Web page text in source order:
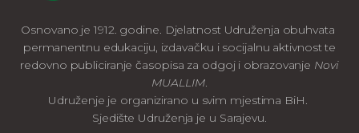
Osnovano je 1912. godine. Djelatnost Udruženja obuhvata
permanentnu edukaciju, izdavačku i socijalnu aktivnost te
redovno publiciranje časopisa za odgoj i obrazovanje Novi
MUALLIM.
Udruženje je organizirano u svim mjestima BiH.
Sjedište Udruženja je u Sarajevu.